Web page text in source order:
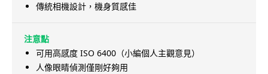
傳統相機設計，機身質感佳
注意點
可用高感度 ISO 6400（小編個人主觀意見）
人像眼睛偵測僅剛好夠用